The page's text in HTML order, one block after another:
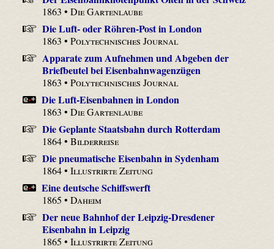
1863 •Die Gartenlaube
Die Luft- oder Röhren-Post in London
1863 •Polytechnisches Journal
Apparate zum Aufnehmen und Abgeben der
Briefbeutel bei Eisenbahnwagenzügen
1863 •Polytechnisches Journal
Die Luft-Eisenbahnen in London
1863 •Die Gartenlaube
Die Geplante Staatsbahn durch Rotterdam
1864 •Bilderreise
Die pneumatische Eisenbahn in Sydenham
1864 •Illustrirte Zeitung
Eine deutsche Schiffswerft
1865 •Daheim
Der neue Bahnhof der Leipzig-Dresdener
Eisenbahn in Leipzig
1865 •Illustrirte Zeitung